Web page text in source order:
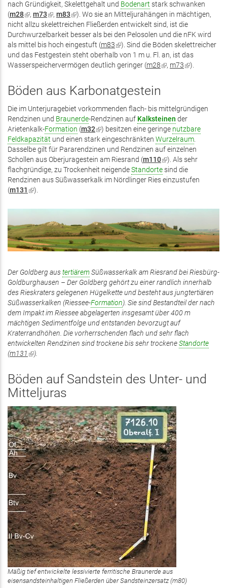
nach Gründigkeit, Skelettgehalt und Bodenart stark schwanken
(m28(Link
ist
extern)
, m73(Link
ist
extern)
, m83(Link
ist
extern)
). Wo sie an Mitteljurahängen in mächtigen,
nicht allzu skelettreichen Fließerden entwickelt sind, ist die
Durchwurzelbarkeit besser als bei den Pelosolen und die nFK wird
als mittel bis hoch eingestuft (m83(Link
ist
extern)
). Sind die Böden skelettreicher
und das Festgestein steht oberhalb von 1 m u. Fl. an, ist das
Wasserspeichervermögen deutlich geringer (m28(Link
, m73(Link
).
Böden aus Karbonatgestein
Die im Unterjuragebiet vorkommenden flach- bis mittelgründigen
Rendzinen und Braunerde-Rendzinen auf Kalksteinen der
Arietenkalk-Formation (m32(Link
ist
extern)
) besitzen eine geringe nutzbare
Feldkapazität und einen stark eingeschränkten Wurzelraum.
Dasselbe gilt für Pararendzinen und Rendzinen auf einzelnen
Schollen aus Oberjuragestein am Riesrand (m110(Link
ist
extern)
). Als sehr
flachgründige, zu Trockenheit neigendeStandortesind die
Rendzinen aus Süßwasserkalk im Nördlinger Ries einzustufen
(m131 (Link
extern)
).
Der Goldberg austertiäremSüßwasserkalk am Riesrand bei Riesbürg-
Goldburghausen – Der Goldberg gehört zu einer randlich innerhalb
des Rieskraters gelegenen Hügelkette und besteht aus jungtertiären
Süßwasserkalken (Riessee-Formation). Sie sind Bestandteil der nach
dem Impakt im Riessee abgelagerten insgesamt über 400 m
mächtigen Sedimentfolge und entstanden bevorzugt auf
Kraterrandhöhen. Die vorherrschenden flach und sehr flach
entwickelten Rendzinen sind trockene bis sehr trockeneStandorte
(m131 (Link
extern)
).
Böden auf Sandstein des Unter- und
Mitteljuras
Mäßig tief entwickelte lessivierte ferritische Braunerde aus
eisensandsteinhaltigen Fließerden über Sandsteinzersatz (m80)